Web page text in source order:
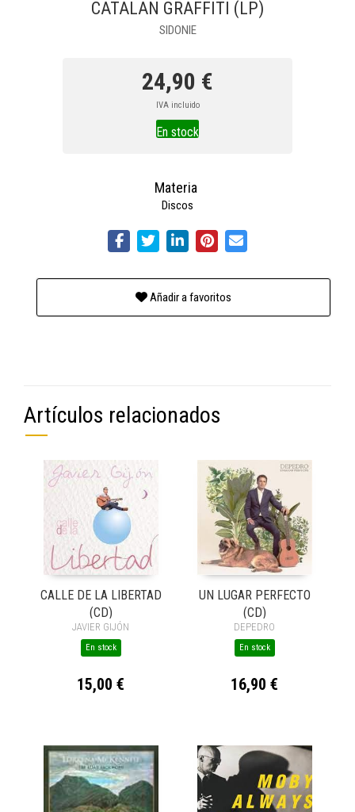
CATALAN GRAFFITI (LP)
SIDONIE
24,90 €
IVA incluido
En stock
Materia
Discos
Añadir a favoritos
Artículos relacionados
CALLE DE LA LIBERTAD
(CD)
JAVIER GIJÓN
En stock
15,00 €
UN LUGAR PERFECTO
(CD)
DEPEDRO
En stock
16,90 €